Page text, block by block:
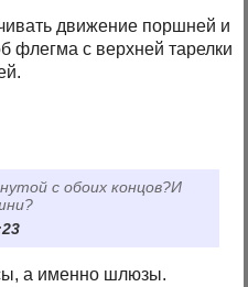
движение поршней и
флегма с верхней тарелки
с обоих концов?И
а именно шлюзы.